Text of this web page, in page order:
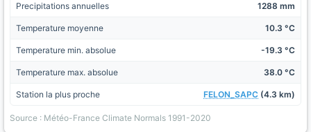
Precipitations annuelles 1288 mm
Temperature moyenne 10.3 °C
Temperature min. absolue -19.3 °C
Temperature max. absolue 38.0 °C
Station la plus proche FELON_SAPC (4.3 km)
Source : Météo-France Climate Normals 1991-2020